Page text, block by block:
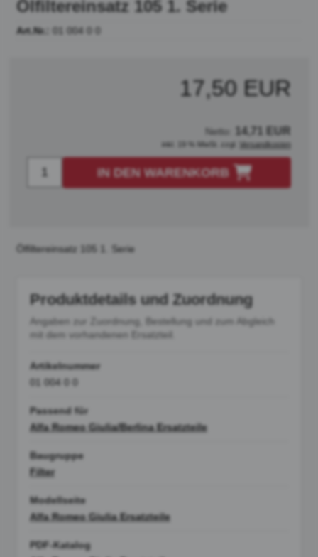
Ölfiltereinsatz 105 1. Serie
Art.Nr.: 01 004 0 0
17,50 EUR
Netto: 14,71 EUR
inkl. 19 % MwSt. zzgl. Versandkosten
IN DEN WARENKORB
Ölfiltereinsatz 105 1. Serie
Produktdetails und Zuordnung
Angaben zur Zuordnung, Bestellung und zum Abgleich
mit dem vorhandenen Ersatzteil.
Artikelnummer
01 004 0 0
Passend für
Alfa Romeo Giulia/Berlina Ersatzteile
Baugruppe
Filter
Modellseite
Alfa Romeo Giulia Ersatzteile
PDF-Katalog